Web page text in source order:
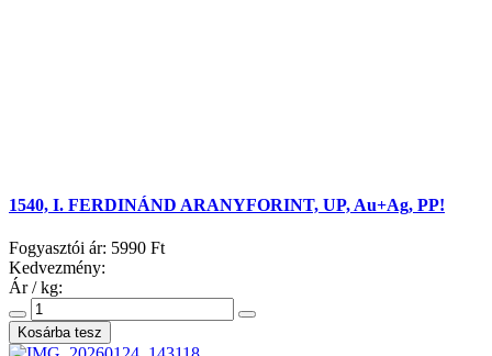
1540, I. FERDINÁND ARANYFORINT, UP, Au+Ag, PP!
Fogyasztói ár: 5990 Ft
Kedvezmény:
Ár / kg: